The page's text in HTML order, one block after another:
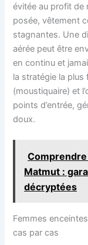
évitée au profit de
posée, vêtement
stagnantes. Une
aérée peut être
en continu et
la stratégie la plus
(moustiquaire) et
points d’entrée,
doux.
Matmut :
décryptées
Femmes
cas par cas